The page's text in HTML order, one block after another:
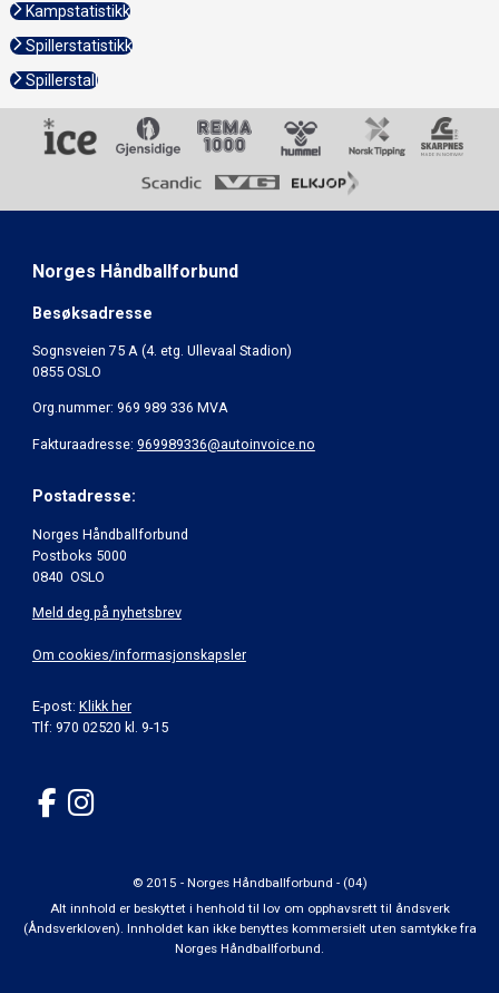
Kampstatistikk
Spillerstatistikk
Spillerstall
Norges Håndballforbund
Besøksadresse
Sognsveien 75 A (4. etg. Ullevaal Stadion)
0855 OSLO
Org.nummer: 969 989 336 MVA
Fakturaadresse: 969989336@autoinvoice.no
Postadresse:
Norges Håndballforbund
Postboks 5000
0840 OSLO
Meld deg på nyhetsbrev
Om cookies/informasjonskapsler
E-post: Klikk her
Tlf: 970 02520 kl. 9-15
© 2015 - Norges Håndballforbund - (04)
Alt innhold er beskyttet i henhold til lov om opphavsrett til åndsverk
(Åndsverkloven). Innholdet kan ikke benyttes kommersielt uten samtykke fra
Norges Håndballforbund.